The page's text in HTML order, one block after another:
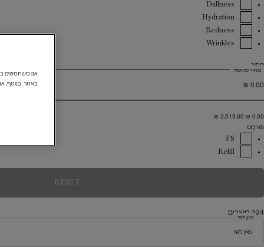
Dullness
Hydration
Redness
Wrinkles
מְחִיר
מחיר מינימלי
0.00 ₪
2,519.00 ₪
פוּרמָט
FS
Refill
RESET
224 מוצרים
מיין לפי
מיין לפי
מיין לפי
באתר. בנוסף,